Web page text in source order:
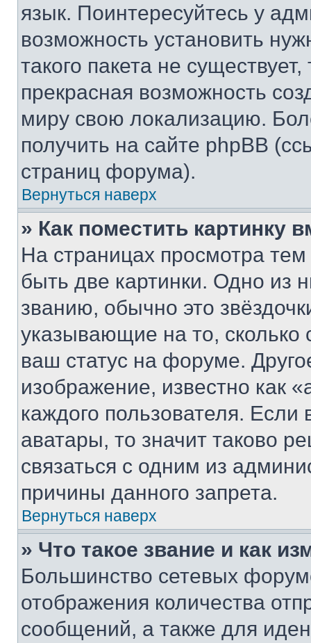
язык. Поинтересуйтесь у
возможность установить
такого пакета не
прекрасная возможность
миру свою локализацию.
получить на сайте phpBB
страниц форума).
Вернуться наверх
» Как поместить картинку
На страницах просмотра
быть две картинки. Одно из
званию, обычно это
указывающие на то,
ваш статус на форуме.
изображение, известно как
каждого пользователя.
аватары, то значит таково
связаться с одним из
причины данного запрета.
Вернуться наверх
» Что такое звание и как
Большинство сетевых
отображения количества
сообщений, а также для